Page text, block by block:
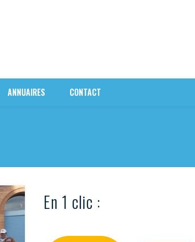
ANNUAIRES CONTACT
En 1 clic :